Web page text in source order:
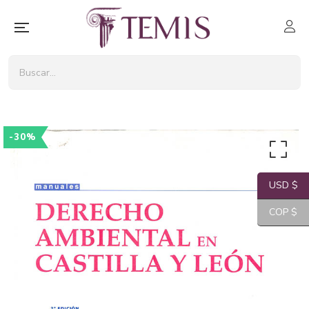
-30%
USD $
COP $